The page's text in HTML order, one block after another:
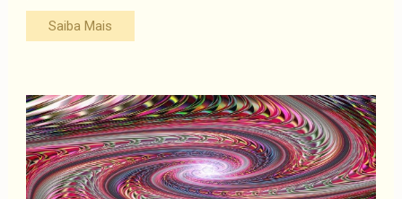
Saiba Mais